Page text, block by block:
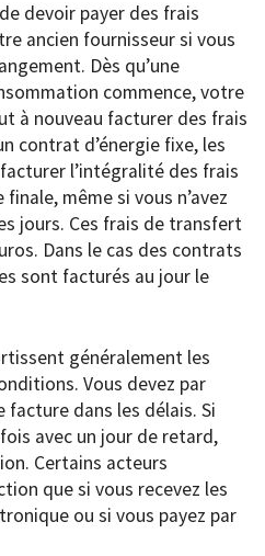
devoir payer des frais
ancien fournisseur si vous
Dès qu’une
commence, votre
à nouveau facturer des frais
contrat d’énergie fixe, les
l’intégralité des frais
même si vous n’avez
jours. Ces frais de transfert
Dans le cas des contrats
sont facturés au jour le
généralement les
Vous devez par
facture dans les délais. Si
avec un jour de retard,
Certains acteurs
que si vous recevez les
ou si vous payez par